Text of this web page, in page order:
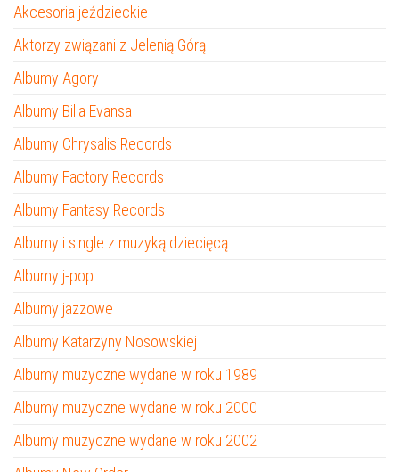
Akcesoria jeździeckie
Aktorzy związani z Jelenią Górą
Albumy Agory
Albumy Billa Evansa
Albumy Chrysalis Records
Albumy Factory Records
Albumy Fantasy Records
Albumy i single z muzyką dziecięcą
Albumy j-pop
Albumy jazzowe
Albumy Katarzyny Nosowskiej
Albumy muzyczne wydane w roku 1989
Albumy muzyczne wydane w roku 2000
Albumy muzyczne wydane w roku 2002